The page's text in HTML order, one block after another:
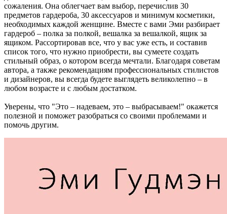
сожаления. Она облегчает вам выбор, перечислив 30
предметов гардероба, 30 аксессуаров и минимум косметики,
необходимых каждой женщине. Вместе с вами Эми разбирает
гардероб – полка за полкой, вешалка за вешалкой, ящик за
ящиком. Рассортировав все, что у вас уже есть, и составив
список того, что нужно приобрести, вы сумеете создать
стильный образ, о котором всегда мечтали. Благодаря советам
автора, а также рекомендациям профессиональных стилистов
и дизайнеров, вы всегда будете выглядеть великолепно – в
любом возрасте и с любым достатком.
Уверены, что "Это – надеваем, это – выбрасываем!" окажется
полезной и поможет разобраться со своими проблемами и
помочь другим.